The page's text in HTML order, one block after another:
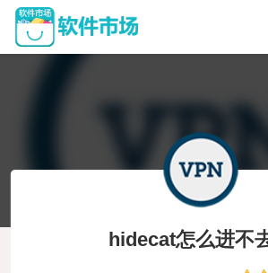
hidecat怎么进不